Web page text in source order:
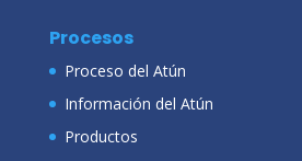
Procesos
Proceso del Atún
Información del Atún
Productos